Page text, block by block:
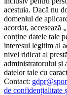
acestuia. Dacă nu
domeniul de
acordat, accesează
conține datele tale
interesul legitim al
nivel ridicat al
administratorului și
datelor tale cu
Contact:
de confidențialitate